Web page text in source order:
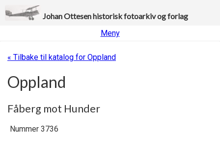
Johan Ottesen historisk fotoarkiv og forlag
Meny
« Tilbake til katalog for Oppland
Oppland
Fåberg mot Hunder
Nummer 3736